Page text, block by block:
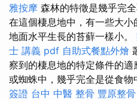
雅按摩 森林的特徵是幾乎完
在這個棲息地中，有一些大
地面水平生長的苔蘚一樣小。
士 講義 pdf 自助式餐點外燴
察到的棲息地的特定條件的
或蜘蛛中，幾乎完全是從食物
簽證 台中 中醫 整骨 豐原整骨